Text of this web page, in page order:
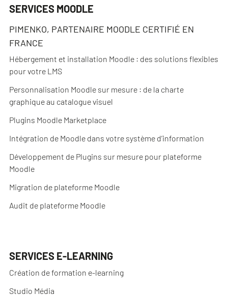
SERVICES MOODLE
PIMENKO, PARTENAIRE MOODLE CERTIFIÉ EN
FRANCE
Hébergement et installation Moodle : des solutions flexibles
pour votre LMS
Personnalisation Moodle sur mesure : de la charte
graphique au catalogue visuel
Plugins Moodle Marketplace
Intégration de Moodle dans votre système d’information
Développement de Plugins sur mesure pour plateforme
Moodle
Migration de plateforme Moodle
Audit de plateforme Moodle
SERVICES E-LEARNING
Création de formation e-learning
Studio Média